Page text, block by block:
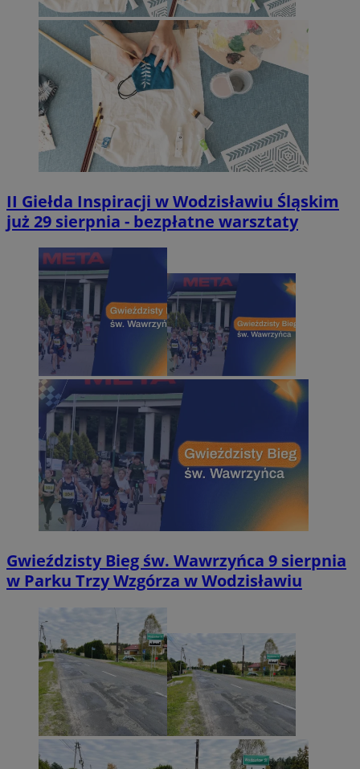
II Giełda Inspiracji w Wodzisławiu Śląskim
już 29 sierpnia - bezpłatne warsztaty
Gwieździsty Bieg św. Wawrzyńca 9 sierpnia
w Parku Trzy Wzgórza w Wodzisławiu